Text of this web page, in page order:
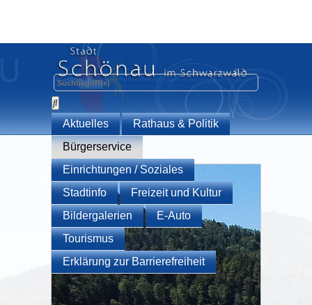
Aktuelles
Rathaus & Politik
Bürgerservice
Einrichtungen / Soziales
Stadtinfo
Freizeit und Kultur
Bildergalerien
E-Auto
Tourismus
Erklärung zur Barrierefreiheit